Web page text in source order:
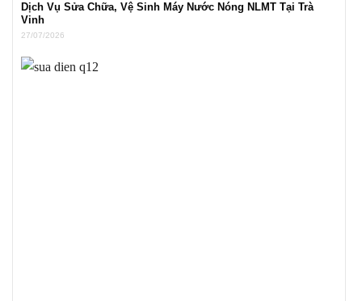
Dịch Vụ Sửa Chữa, Vệ Sinh Máy Nước Nóng NLMT Tại Trà
Vinh
27/07/2026